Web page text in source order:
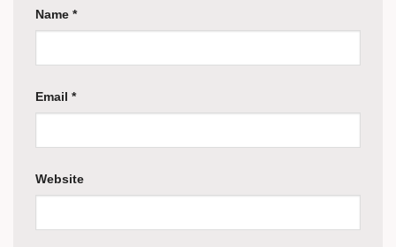
Name *
Email *
Website